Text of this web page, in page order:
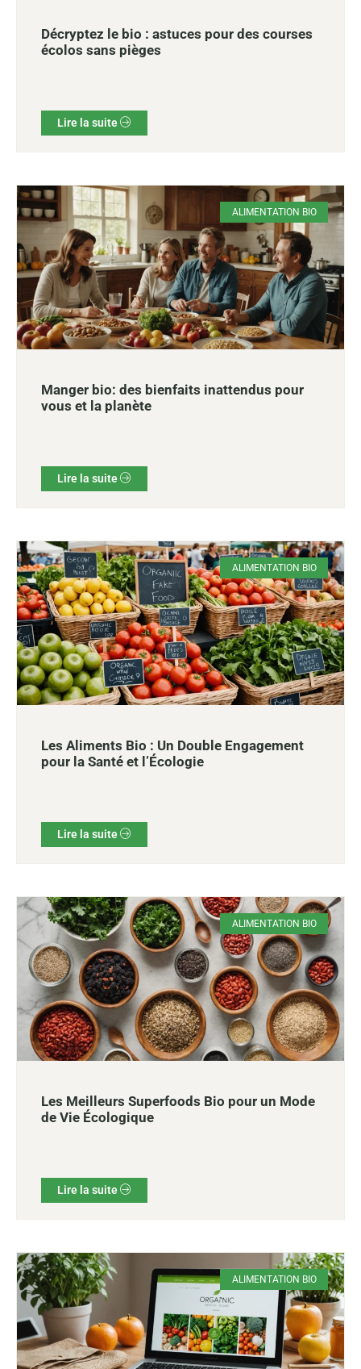
Décryptez le bio : astuces pour des courses
écolos sans pièges
Lire la suite
ALIMENTATION BIO
Manger bio: des bienfaits inattendus pour
vous et la planète
Lire la suite
ALIMENTATION BIO
Les Aliments Bio : Un Double Engagement
pour la Santé et l’Écologie
Lire la suite
ALIMENTATION BIO
Les Meilleurs Superfoods Bio pour un Mode
de Vie Écologique
Lire la suite
ALIMENTATION BIO